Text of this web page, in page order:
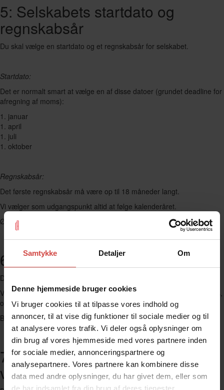
Samtykke Detaljer Om
Denne hjemmeside bruger cookies
Vi bruger cookies til at tilpasse vores indhold og
annoncer, til at vise dig funktioner til sociale medier og til
at analysere vores trafik. Vi deler også oplysninger om
din brug af vores hjemmeside med vores partnere inden
for sociale medier, annonceringspartnere og
analysepartnere. Vores partnere kan kombinere disse
data med andre oplysninger, du har givet dem, eller som
de har indsamlet fra din brug af deres tjenester.
5: Selskabets startdato og
regnskabsår
Du skal vælge en startdato og et regnskabsår for selskabet.
Startdato:
Det er normalt smart at vælge en af disse datoer (grundet deadline for
afregning af moms):
1. januar
1. april
1. juli
1. oktober
Regnskabsår:
Det første regnskabsår må være op til 18 måneder langt.
Vi vælger som udgangspunkt altid at følge kalenderåret.
Ønsker du at følge et andet regnskabsår, skal du give os besked.
6: Selskabets vedtægter
Der skal skrives et sæt vedtægter for selskabet.
Vi laver vedtægterne for dig, men du skal skrive en lille forklaring til os,
om hvad selskabet skal lave.
Bare et par enkelte linjer.
7: Hvem kan indgå aftaler på
vegne af selskabet?